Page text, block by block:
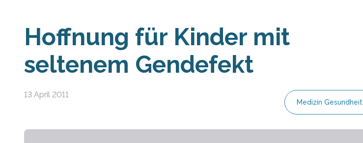
Hoffnung für Kinder mit
seltenem Gendefekt
13 April 2011
Medizin Gesundheit